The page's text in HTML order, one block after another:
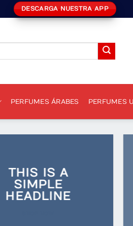
DESCARGA NUESTRA APP
PERFUMES ÁRABES PERFUMES
THIS IS A
SIMPLE
HEADLINE